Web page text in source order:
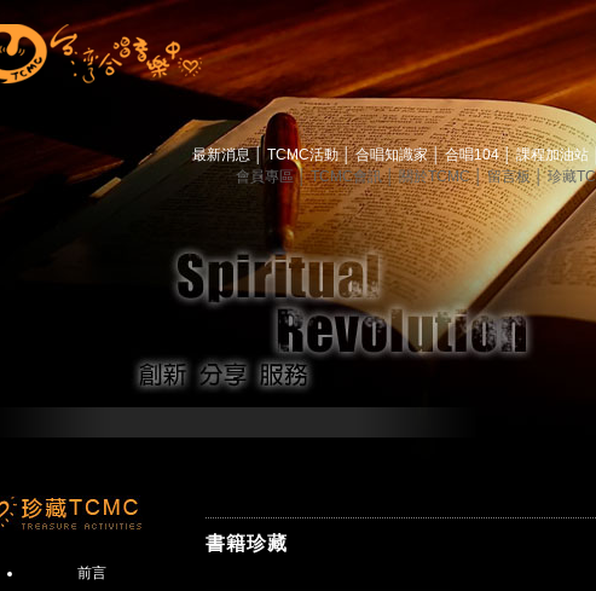
最新消息 TCMC活動│ 合唱知識家│ 合唱104│ 課程加油站
會員專區│ TCMC會訊│ 關於TCMC│ 留言板│ 珍藏
前言
書籍珍藏